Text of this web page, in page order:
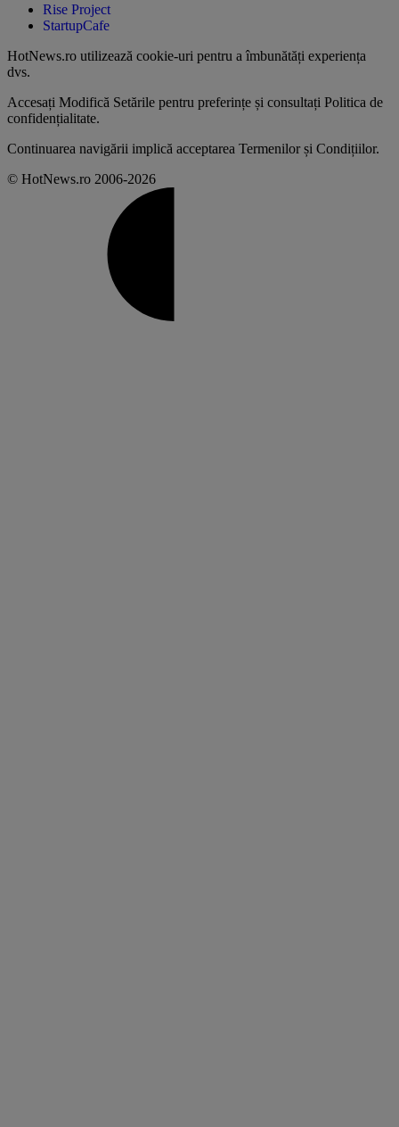
Rise Project
StartupCafe
HotNews.ro utilizează cookie-uri pentru a îmbunătăți experiența
dvs.
Accesați Modifică Setările pentru preferințe și consultați Politica de
confidențialitate.
Continuarea navigării implică acceptarea Termenilor și Condițiilor.
© HotNews.ro 2006-2026